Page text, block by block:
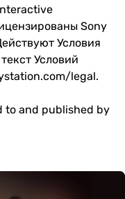
Sony
Условия
Условий
legal.
to and published by